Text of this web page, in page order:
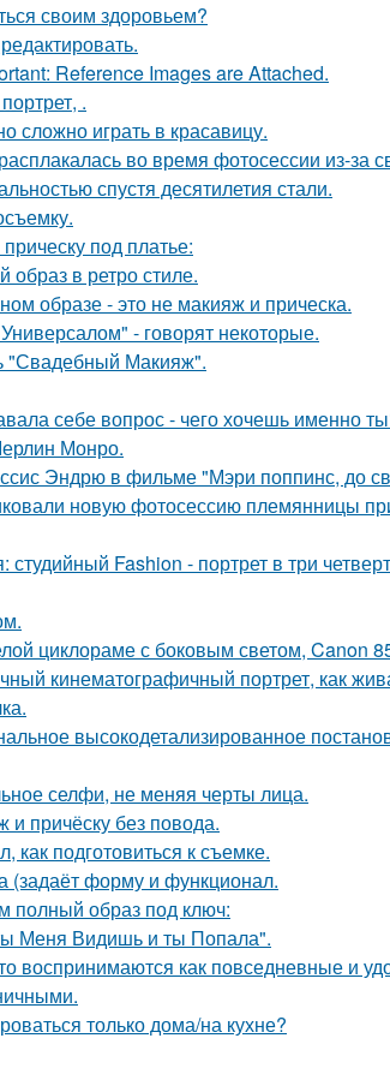
своим здоровьем?
Reference Images are Attached.
.
сложно играть в красавицу.
во время фотосессии из-за
спустя десятилетия стали.
под платье:
в ретро стиле.
образе - это не макияж и прическа.
- говорят некоторые.
"Свадебный Макияж".
себе вопрос - чего хочешь именно
Монро.
Эндрю в фильме "Мэри поппинс, до
новую фотосессию племянницы
студийный Fashion - портрет в три
циклораме с боковым светом, Canon
кинематографичный портрет, как
высокодетализированное
селфи, не меняя черты лица.
и причёску без повода.
как подготовиться к съемке.
(задаёт форму и функционал.
полный образ под ключ:
Меня Видишь и ты Попала".
воспринимаются как повседневные и
только дома/на кухне?